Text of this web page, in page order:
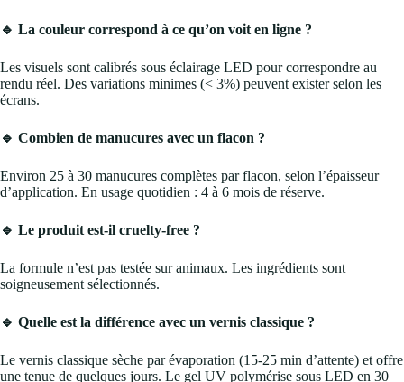
🔹 La couleur correspond à ce qu’on voit en ligne ?
Les visuels sont calibrés sous éclairage LED pour correspondre au
rendu réel. Des variations minimes (< 3%) peuvent exister selon les
écrans.
🔹 Combien de manucures avec un flacon ?
Environ 25 à 30 manucures complètes par flacon, selon l’épaisseur
d’application. En usage quotidien : 4 à 6 mois de réserve.
🔹 Le produit est-il cruelty-free ?
La formule n’est pas testée sur animaux. Les ingrédients sont
soigneusement sélectionnés.
🔹 Quelle est la différence avec un vernis classique ?
Le vernis classique sèche par évaporation (15-25 min d’attente) et offre
une tenue de quelques jours. Le gel UV polymérise sous LED en 30